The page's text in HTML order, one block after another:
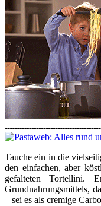
Tauche ein in die
den einfachen, aber
gefalteten Tortellini.
Grundnahrungsmittels,
– sei es als cremige